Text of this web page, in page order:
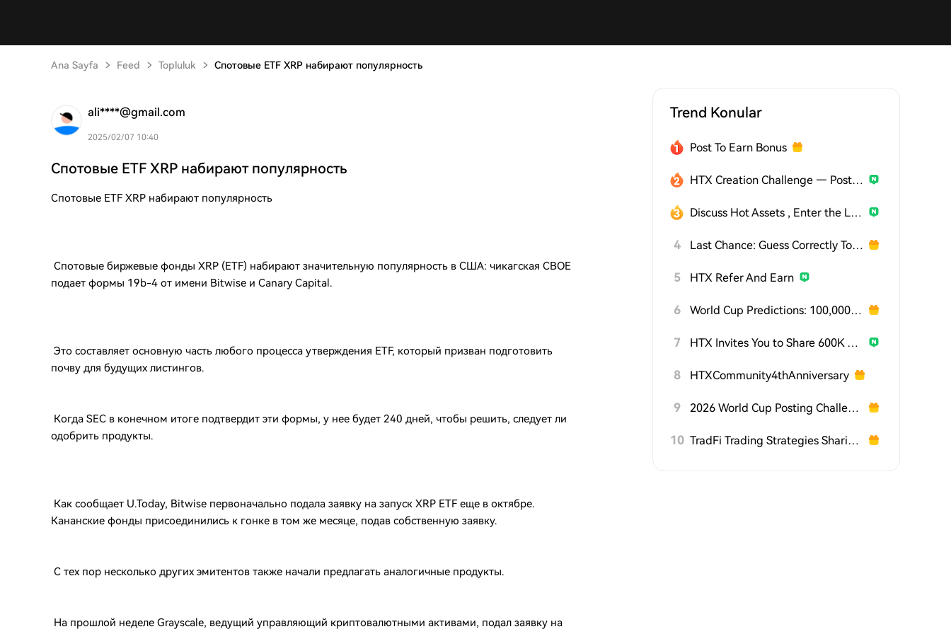
Ana Sayfa Feed Topluluk Спотовые ETF XRP набирают популярность
ali****@gmail.com
2025/02/07 10:40
Спотовые ETF XRP набирают популярность
Спотовые ETF XRP набирают популярность
Спотовые биржевые фонды XRP (ETF) набирают значительную популярность в США: чикагская CBOE
подает формы 19b-4 от имени Bitwise и Canary Capital.
Это составляет основную часть любого процесса утверждения ETF, который призван подготовить
почву для будущих листингов.
Когда SEC в конечном итоге подтвердит эти формы, у нее будет 240 дней, чтобы решить, следует ли
одобрить продукты.
Как сообщает U.Today, Bitwise первоначально подала заявку на запуск XRP ETF еще в октябре.
Кананские фонды присоединились к гонке в том же месяце, подав собственную заявку.
С тех пор несколько других эмитентов также начали предлагать аналогичные продукты.
На прошлой неделе Grayscale, ведущий управляющий криптовалютными активами, подал заявку на
Trend Konular
Post To Earn Bonus
HTX Creation Challenge — Post and Win 1,500U
Discuss Hot Assets , Enter the Lucky Draw
4 Last Chance: Guess Correctly Today and Win More
5 HTX Refer And Earn
6 World Cup Predictions: 100,000 USDT Daily
7 HTX Invites You to Share 600K USDT in Gift Packs
8 HTXCommunity4thAnniversary
9 2026 World Cup Posting Challenge on HTX Square
10 TradFi Trading Strategies Sharing Challenge